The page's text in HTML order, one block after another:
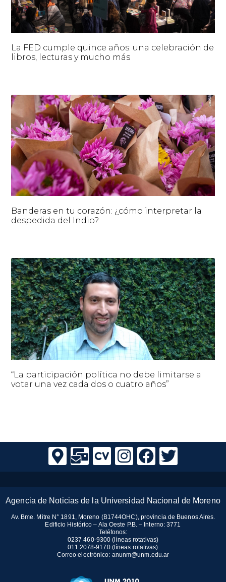
La FED cumple quince años: una celebración de
libros, lecturas y mucho más
Banderas en tu corazón: ¿cómo interpretar la
despedida del Indio?
“La participación política no debe limitarse a
votar una vez cada dos o cuatro años”
Agencia de Noticias de la Universidad Nacional de Moreno
Av. Bme. Mitre N° 1891, Moreno (B1744OHC), provincia de Buenos Aires.
Edificio Histórico – Ala Oeste P.B. – Interno: 3771
Teléfonos:
0237 460-9300 (líneas rotativas)
011 2078-9170 (líneas rotativas)
Correo electrónico: anunm@unm.edu.ar